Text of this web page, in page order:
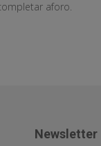
aforo.
Newsletter